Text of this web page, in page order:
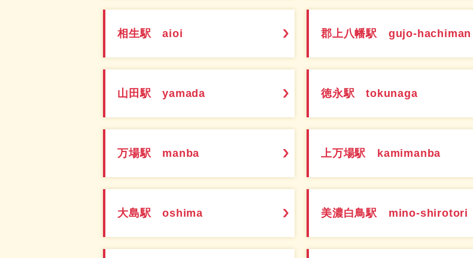
相生駅 aioi 郡上八幡駅 gujo-hachiman
山田駅 yamada 徳永駅 tokunaga
万場駅 manba 上万場駅 kamimanba
大島駅 oshima 美濃白鳥駅 mino-shirotori